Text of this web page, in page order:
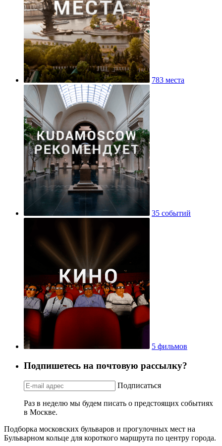
783 места
35 событий
5 фильмов
Подпишетесь на почтовую рассылку?
Подписаться
Раз в неделю мы будем писать о предстоящих событиях
в Москве.
Подборка московских бульваров и прогулочных мест на
Бульварном кольце для короткого маршрута по центру города.